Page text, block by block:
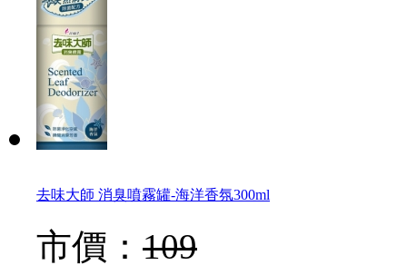
去味大師 消臭噴霧罐-海洋香氛300ml
市價： 109